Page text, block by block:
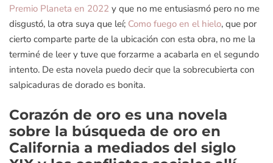
Premio Planeta en 2022 y que no me entusiasmó pero no me
disgustó, la otra suya que leí; Como fuego en el hielo, que por
cierto comparte parte de la ubicación con esta obra, no me la
terminé de leer y tuve que forzarme a acabarla en el segundo
intento. De esta novela puedo decir que la sobrecubierta con
salpicaduras de dorado es bonita.
Corazón de oro es una novela
sobre la búsqueda de oro en
California a mediados del siglo